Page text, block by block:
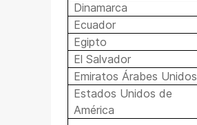
Dinamarca
Ecuador
Egipto
El Salvador
Emiratos Árabes Unidos
Estados Unidos de
América